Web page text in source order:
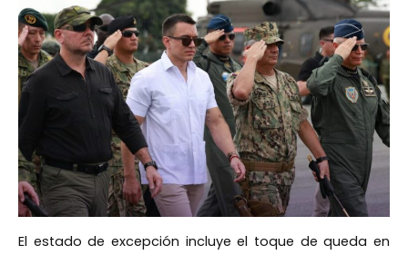
El estado de excepción incluye el toque de queda en